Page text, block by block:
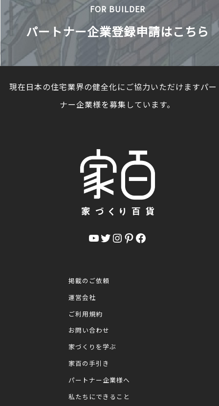
FOR BUILDER
パートナー企業登録申請はこちら
現在日本の住宅業界の健全化にご協力いただけますパ
ナー企業様を募集しています。
YouTube Twitter InstagramPinterest Facebook
掲載のご依頼
運営会社
ご利用規約
お問い合わせ
家づくりを学ぶ
家百の手引き
パートナー企業様へ
私たちにできること